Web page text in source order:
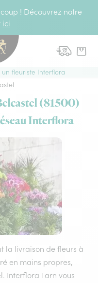
! Découvrez notre
ici
fleuriste Interflora
(81500)
Interflora
la livraison de fleurs à
en mains propres,
Interflora Tarn vous